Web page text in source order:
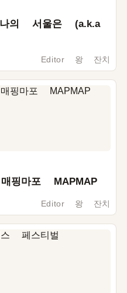
의 서울은 (a.k.a
Editor 왕 잔치
핑마포 MAPMAP
Editor 왕 잔치